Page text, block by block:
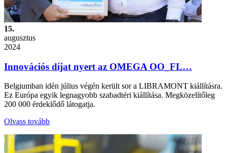
15.
augusztus
2024
Innovációs díjat nyert az OMEGA OO_FL…
Belgiumban idén július végén került sor a LIBRAMONT kiállításra.
Ez Európa egyik legnagyobb szabadtéri kiállítása. Megközelítőleg
200 000 érdeklődő látogatja.
Olvass tovább